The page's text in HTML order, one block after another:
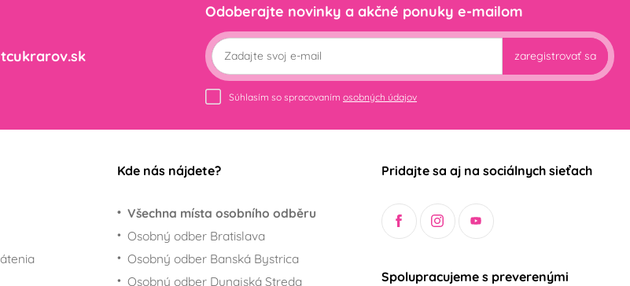
Odoberajte novinky a akčné ponuky e-mailom
zaregistrovať sa
Súhlasím so spracovaním osobných údajov
Kde nás nájdete?
Všechna místa osobního odběru
Osobný odber Bratislava
Osobný odber Banská Bystrica
Osobný odber Dunajská Streda
Pridajte sa aj na sociálnych sieťach
Spolupracujeme s preverenými